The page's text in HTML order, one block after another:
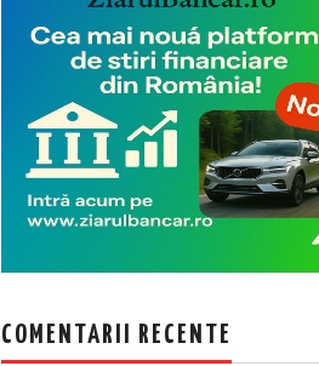
COMENTARII RECENTE